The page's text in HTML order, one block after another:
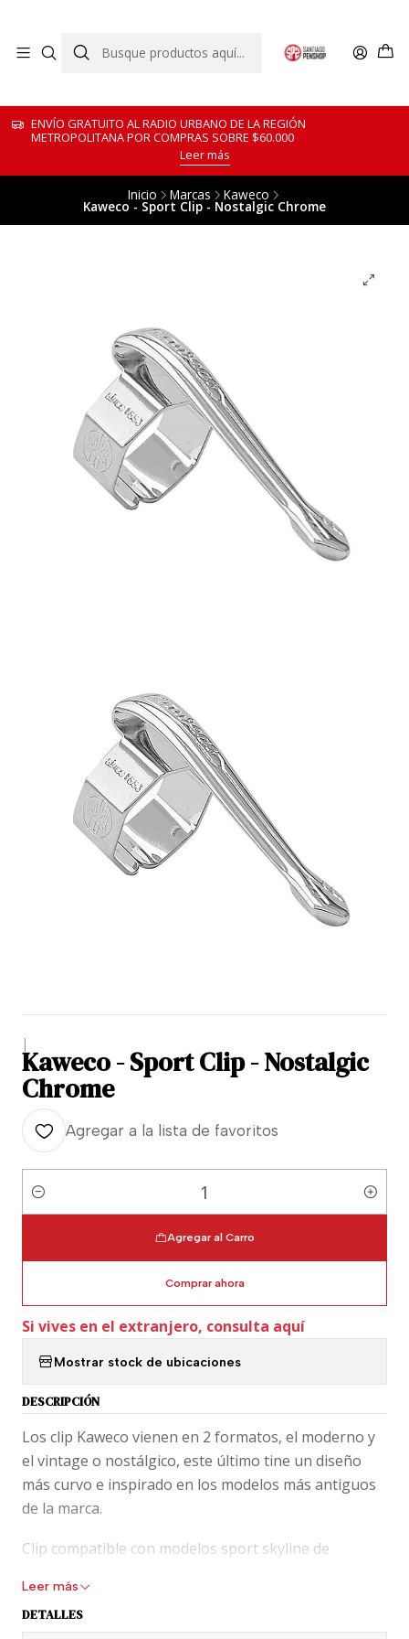
ENVÍO GRATUITO AL RADIO URBANO DE LA REGIÓN
METROPOLITANA POR COMPRAS SOBRE $60.000
Leer más
Inicio Marcas Kaweco
Kaweco - Sport Clip - Nostalgic Chrome
|
Kaweco - Sport Clip - Nostalgic
Chrome
Agregar a la lista de favoritos
Cantidad
Agregar al Carro
Comprar ahora
Si vives en el extranjero, consulta aquí
Mostrar stock de ubicaciones
DESCRIPCIÓN
Los clip Kaweco vienen en 2 formatos, el moderno y
el vintage o nostálgico, este último tine un diseño
más curvo e inspirado en los modelos más antiguos
de la marca.
Clip compatible con modelos sport skyline de
plumín de este modelo. Ideal para complementar la
compra de la pluma kaweco sport Skyline de
Leer más
DETALLES